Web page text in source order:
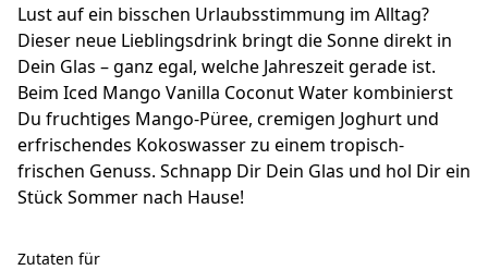
Lust auf ein bisschen Urlaubsstimmung im Alltag?
Dieser neue Lieblingsdrink bringt die Sonne direkt in
Dein Glas – ganz egal, welche Jahreszeit gerade ist.
Beim Iced Mango Vanilla Coconut Water kombinierst
Du fruchtiges Mango-Püree, cremigen Joghurt und
erfrischendes Kokoswasser zu einem tropisch-
frischen Genuss. Schnapp Dir Dein Glas und hol Dir ein
Stück Sommer nach Hause!
Zutaten für